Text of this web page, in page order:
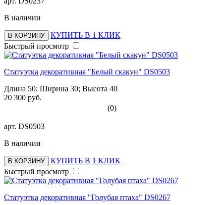
В наличии
В КОРЗИНУ
КУПИТЬ В 1 КЛИК
Быстрый просмотр
Статуэтка декоративная "Белый скакун" DS0503
Длина 50; Ширина 30; Высота 40
20 300 руб.
(0)
арт. DS0503
В наличии
В КОРЗИНУ
КУПИТЬ В 1 КЛИК
Быстрый просмотр
Статуэтка декоративная "Голубая птаха" DS0267